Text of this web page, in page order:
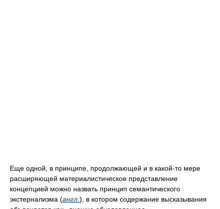
Еще одной, в принципе, продолжающей и в какой-то мере
расширяющей материалистическое представление
концепцией можно назвать принцип семантического
экстернализма (англ. ), в котором содержание высказывания